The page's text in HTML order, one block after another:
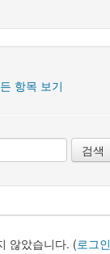
항목 보기
않았습니다. (로그인